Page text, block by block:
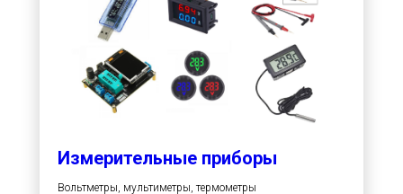
Измерительные приборы
Вольтметры, мультиметры, термометры